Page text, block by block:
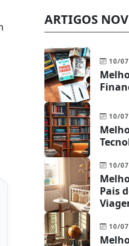
ARTIGOS
10/
10/
10/
Pais
10/